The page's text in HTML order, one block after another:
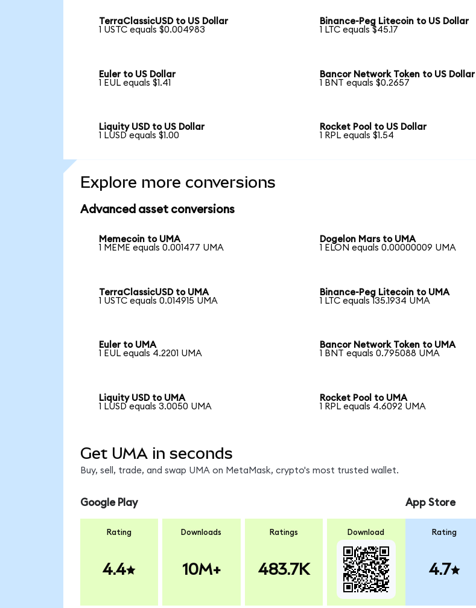
TerraClassicUSD to US Dollar
1 USTC equals $0.004983
Binance-Peg Litecoin to US Dollar
1 LTC equals $45.17
Euler to US Dollar
1 EUL equals $1.41
Bancor Network Token to US Dollar
1 BNT equals $0.2657
Liquity USD to US Dollar
1 LUSD equals $1.00
Rocket Pool to US Dollar
1 RPL equals $1.54
Explore more conversions
Advanced asset conversions
Memecoin to UMA
1 MEME equals 0.001477 UMA
Dogelon Mars to UMA
1 ELON equals 0.00000009 UMA
TerraClassicUSD to UMA
1 USTC equals 0.014915 UMA
Binance-Peg Litecoin to UMA
1 LTC equals 135.1934 UMA
Euler to UMA
1 EUL equals 4.2201 UMA
Bancor Network Token to UMA
1 BNT equals 0.795088 UMA
Liquity USD to UMA
1 LUSD equals 3.0050 UMA
Rocket Pool to UMA
1 RPL equals 4.6092 UMA
Get UMA in seconds
Buy, sell, trade, and swap UMA on MetaMask, crypto's most trusted wallet.
Google Play
Rating
4.4
Downloads
10M+
Ratings
483.7K
Download
App Store
Rating
4.7